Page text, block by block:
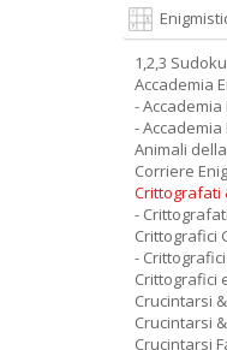
G
RANDI SUDOKU SPECIALE ESTATE N.6
Digitale
1.50 €
1,2,3 Sudoku
Accademia
- Accademia
-
Animali
Corriere
Crittografati
-
Crittografici
-
Crittografici
Crucintarsi
Crucintarsi
Crucintarsi